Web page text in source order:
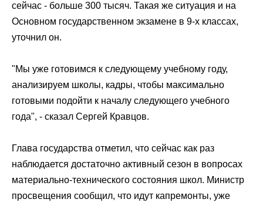
сейчас - больше 300 тысяч. Такая же ситуация и на
Основном государственном экзамене в 9-х классах,
уточнил он.
"Мы уже готовимся к следующему учебному году,
анализируем школы, кадры, чтобы максимально
готовыми подойти к началу следующего учебного
года", - сказал Сергей Кравцов.
Глава государства отметил, что сейчас как раз
наблюдается достаточно активный сезон в вопросах
материально-технического состояния школ. Министр
просвещения сообщил, что идут капремонты, уже